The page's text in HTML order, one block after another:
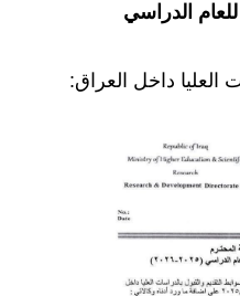
المرحلة المتوسطة
المرحلة الاعدادية
المرحلة الابتدائية
المرحلة المتوسطة
المرحلة الاعدادية
الدراسي
العليا داخل العراق: